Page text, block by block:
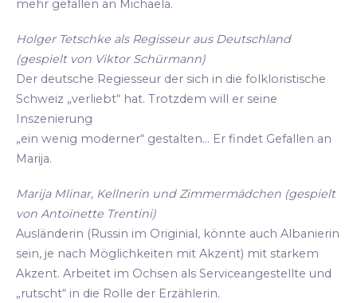
mehr gefallen an Michaela.
Holger Tetschke als Regisseur aus Deutschland
(gespielt von Viktor Schürmann)
Der deutsche Regiesseur der sich in die folkloristische
Schweiz „verliebt“ hat. Trotzdem will er seine
Inszenierung
„ein wenig moderner“ gestalten... Er findet Gefallen an
Marija.
Marija Mlinar, Kellnerin und Zimmermädchen (gespielt
von Antoinette Trentini)
Ausländerin (Russin im Originial, könnte auch Albanierin
sein, je nach Möglichkeiten mit Akzent) mit starkem
Akzent. Arbeitet im Ochsen als Serviceangestellte und
„rutscht“ in die Rolle der Erzählerin.